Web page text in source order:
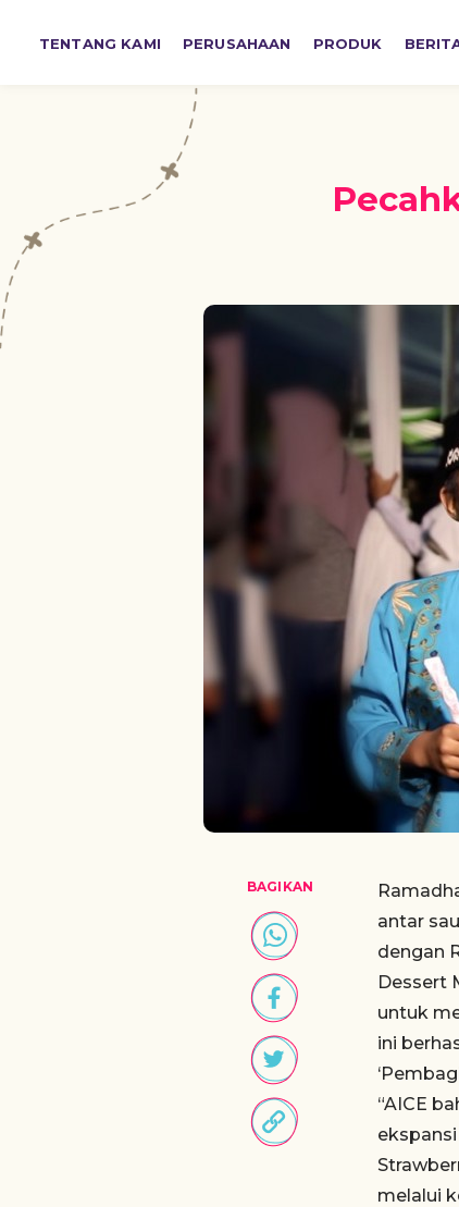
TENTANG KAMI PERUSAHAAN PRODUK
BAGIKAN
antar
dengan
Dessert
untuk
ini
“AICE
melalui